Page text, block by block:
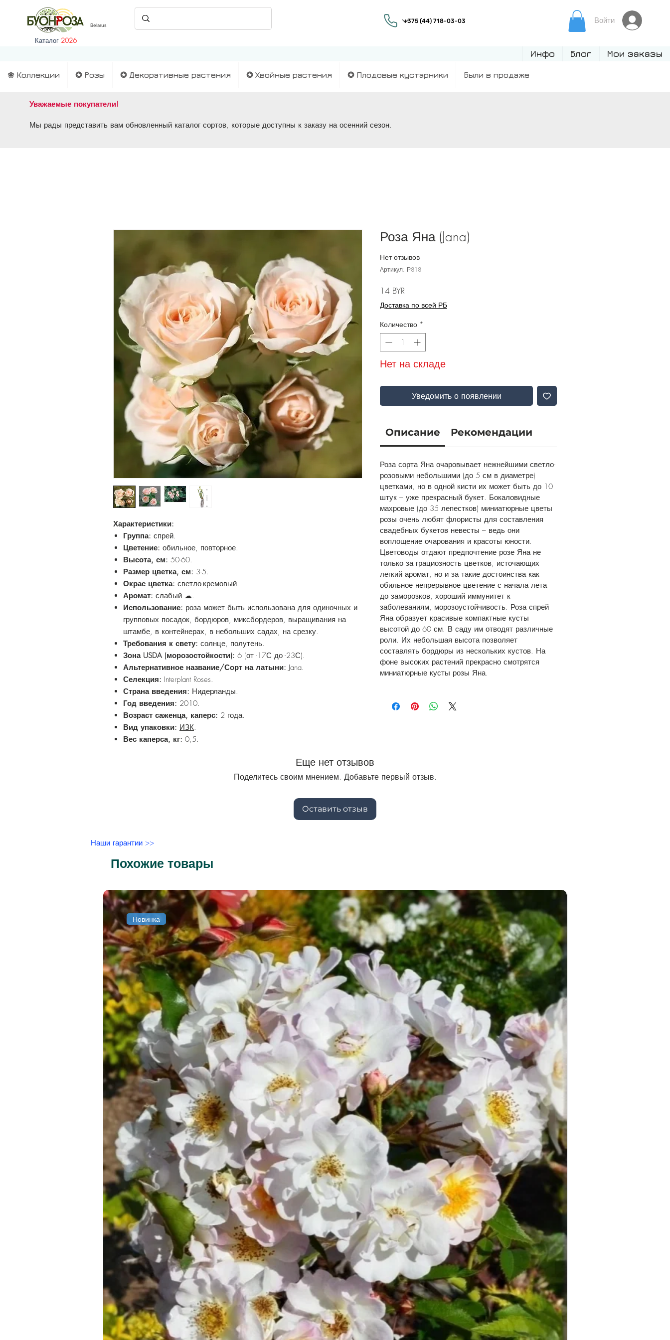
Belarus
Каталог 2026
Войти
Инфо Блог Мои заказы
❀ Коллекции ✪ Розы ✪ Декоративные растения ✪ Хвойные растения ✪ Плодовые кустарники Были в продаже
Уважаемые покупатели!
Мы рады представить вам обновленный каталог сортов, которые доступны к заказу на осенний сезон.
Характеристики:
Группа: спрей.
Цветение: обильное, повторное.
Высота, см: 50-60.
Размер цветка, см: 3-5.
Окрас цветка: светло-кремовый.
Аромат: слабый ☁.
Использование: роза может быть использована для одиночных и
групповых посадок, бордюров, миксбордеров, выращивания на
штамбе, в контейнерах, в небольших садах, на срезку.
Требования к свету: солнце, полутень.
Зона USDA (морозостойкости): 6 (от -17С до -23С).
Альтернативное название/Сорт на латыни:Jana.
Селекция: Interplant Roses.
Страна введения: Нидерланды.
Год введения: 2010.
Возраст саженца, каперс: 2 года.
Вид упаковки: ИЗК.
Вес каперса, кг: 0,5.
Роза Яна (Jana)
Нет отзывов
Артикул: Р818
14 BYR
Доставка по всей РБ
Количество *
Нет на складе
Уведомить о появлении
Описание Рекомендации
Роза сорта Яна очаровывает нежнейшими светло-
розовыми небольшими (до 5 см в диаметре)
цветками, но в одной кисти их может быть до 10
штук – уже прекрасный букет. Бокаловидные
махровые (до 35 лепестков) миниатюрные цветы
розы очень любят флористы для составления
свадебных букетов невесты – ведь они
воплощение очарования и красоты юности.
Цветоводы отдают предпочтение розе Яна не
только за грациозность цветков, источающих
легкий аромат, но и за такие достоинства как
обильное непрерывное цветение с начала лета
до заморозков, хороший иммунитет к
заболеваниям, морозоустойчивость. Роза спрей
Яна образует красивые компактные кусты
высотой до 60 см. В саду им отводят различные
роли. Их небольшая высота позволяет
составлять бордюры из нескольких кустов. На
фоне высоких растений прекрасно смотрятся
миниатюрные кусты розы Яна.
Еще нет отзывов
Поделитесь своим мнением. Добавьте первый отзыв.
Оставить отзыв
Наши гарантии >>
Похожие товары
Новинка